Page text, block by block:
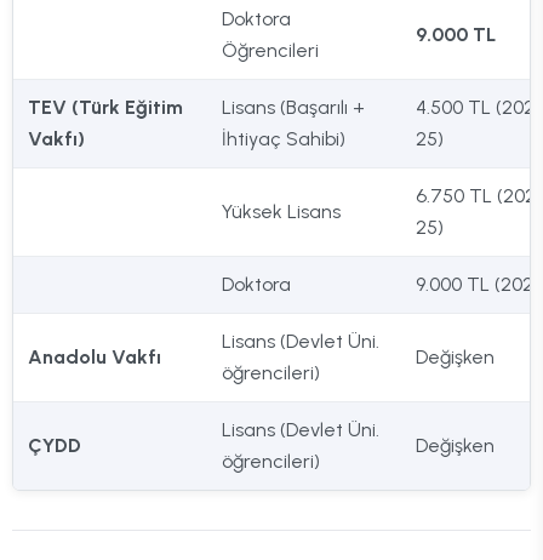
Doktora
Öğrencileri
9.000 TL
TEV (Türk Eğitim
Vakfı)
Lisans (Başarılı +
İhtiyaç Sahibi)
4.500 TL
25)
Yüksek Lisans
6.750 TL
25)
Doktora 9.000 TL
Anadolu Vakfı
Lisans (Devlet Üni.
öğrencileri)
Değişken
ÇYDD
Lisans (Devlet Üni.
öğrencileri)
Değişken